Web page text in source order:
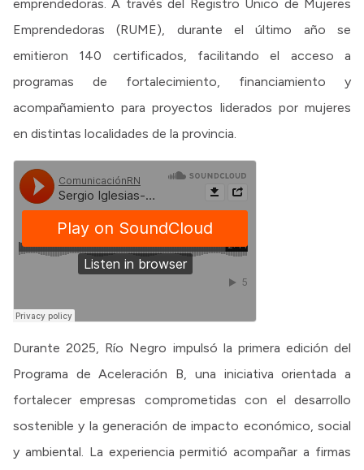
emprendedoras. A través del Registro Único de Mujeres
Emprendedoras (RUME), durante el último año se
emitieron 140 certificados, facilitando el acceso a
programas de fortalecimiento, financiamiento y
acompañamiento para proyectos liderados por mujeres
en distintas localidades de la provincia.
Durante 2025, Río Negro impulsó la primera edición del
Programa de Aceleración B, una iniciativa orientada a
fortalecer empresas comprometidas con el desarrollo
sostenible y la generación de impacto económico, social
y ambiental. La experiencia permitió acompañar a firmas